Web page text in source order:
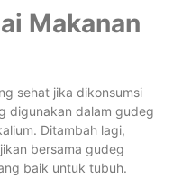
Makanan
sehat jika dikonsumsi
digunakan dalam gudeg
Ditambah lagi,
bersama gudeg
baik untuk tubuh.